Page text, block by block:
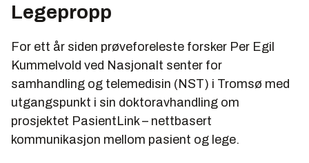
Legepropp
For ett år siden prøveforeleste forsker Per Egil
Kummelvold ved Nasjonalt senter for
samhandling og telemedisin (NST) i Tromsø med
utgangspunkt i sin doktoravhandling om
prosjektet PasientLink – nettbasert
kommunikasjon mellom pasient og lege.